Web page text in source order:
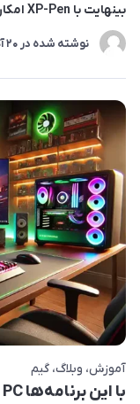
بینهایت با XP-Pen امکان پذیر است. این شعار XP-PEN است.
نوشته شده در20 آذر 1400
آموزش وبلاگ گیم